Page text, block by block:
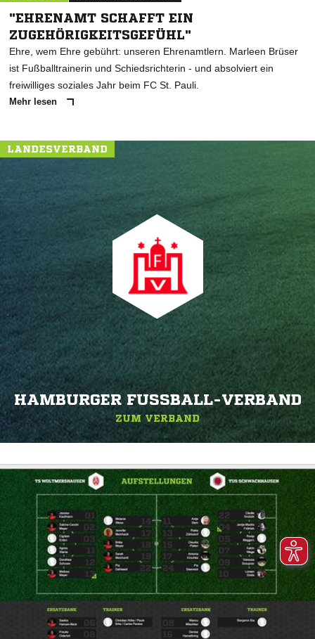
"EHRENAMT SCHAFFT EIN
ZUGEHÖRIGKEITSGEFÜHL"
Ehre, wem Ehre gebührt: unseren Ehrenamtlern. Marleen Brüser
ist Fußballtrainerin und Schiedsrichterin - und absolviert ein
freiwilliges soziales Jahr beim FC St. Pauli.
Mehr lesen
LANDESVERBAND
HAMBURGER FUSSBALL-VERBAND
ZUM VERBAND